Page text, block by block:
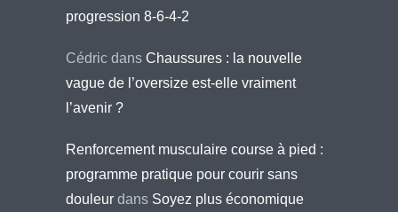
progression 8-6-4-2
Cédric dans Chaussures : la nouvelle
vague de l’oversize est-elle vraiment
l’avenir ?
Renforcement musculaire course à pied :
programme pratique pour courir sans
douleur dans Soyez plus économique